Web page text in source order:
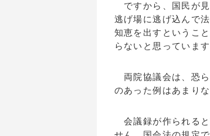
ですから、国民が
逃げ場に逃げ込んで
知恵を出すというこ
らないと思っています
両院協議会は、恐
のあった例はあまり
会議録が作られると